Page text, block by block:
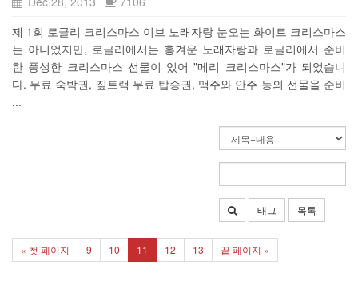
제 1회 로글리 크리스마스 이브 노래자랑 눈오는 화이트 크리스마스
는 아니었지만, 로글리에서는 흥겨운 노래자랑과 로글리에서 준비
한 풍성한 크리스마스 선물이 있어 "메리 크리스마스"가 되었습니
다. 무료 숙박권, 짚트랙 무료 탑승권, 맥주와 안주 등의 선물을 준비
...
태그 목록
« 첫 페이지 9 10 11 12 13 끝 페이지 »